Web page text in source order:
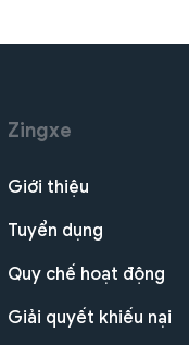
Zingxe
Giới thiệu
Tuyển dụng
Quy chế hoạt động
Giải quyết khiếu nại